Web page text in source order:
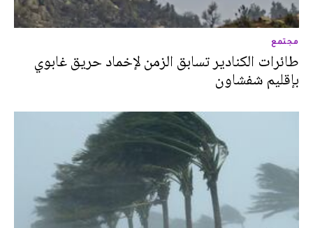
مجتمع
طائرات الكنادير تسابق الزمن لإخماد حريق غابوي
بإقليم شفشاون